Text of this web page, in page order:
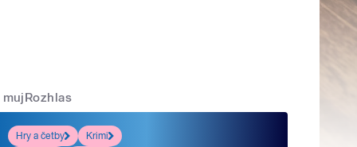
mujRozhlas
Hry a četby
Krimi